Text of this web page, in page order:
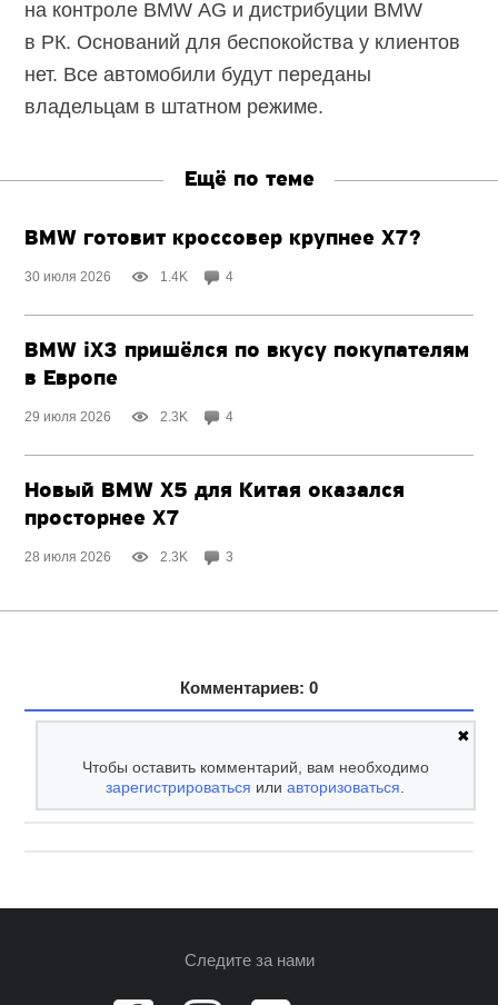
на контроле BMW AG и дистрибуции BMW
в РК. Оснований для беспокойства у клиентов
нет. Все автомобили будут переданы
владельцам в штатном режиме.
Ещё по теме
BMW готовит кроссовер крупнее X7?
30 июля 2026 1.4K 4
BMW iX3 пришёлся по вкусу покупателям
в Европе
29 июля 2026 2.3K 4
Новый BMW X5 для Китая оказался
просторнее X7
28 июля 2026 2.3K 3
Комментариев: 0
✖
Чтобы оставить комментарий, вам необходимо
зарегистрироваться илиавторизоваться.
Следите за нами